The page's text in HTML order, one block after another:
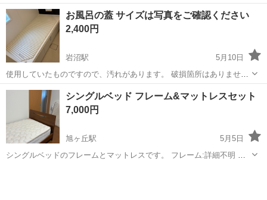
応などに最適☆ 室内で試験的に空気を入れただけの未使用品 2.3日広
げたままだったため埃等はご了承ください。 【快適な寝心地】 エアベ
ッドは、ベロア調の表面...
宮城 仙台市 黒松駅 ベッド 車中泊
お風呂の蓋 サイズは写真をご確認ください
2,400円
岩沼駅
5月10日
使用していたものですので、汚れがあります。 破損箇所はありませ
ん。 中古となりますので、神経質な方はご遠慮ください。 サイズのご
確認をお願いいたします。 返品は受け付けませんので、必ずご確認お
願いいたします。
宮城 岩沼市 岩沼駅 ベッド
シングルベッド フレーム&マットレスセット
7,000円
旭ヶ丘駅
5月5日
シングルベッドのフレームとマットレスです。 フレーム:詳細不明 マ